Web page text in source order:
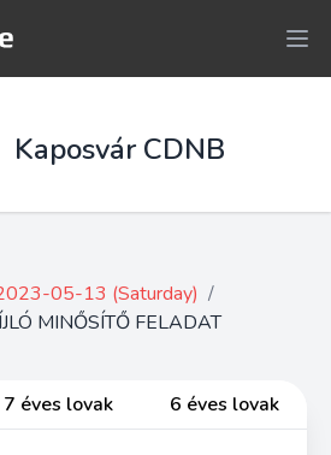
Kaposvár CDNB
05-13 (Saturday) /
MINŐSÍTŐ FELADAT
7 éves lovak 6 éves lovak